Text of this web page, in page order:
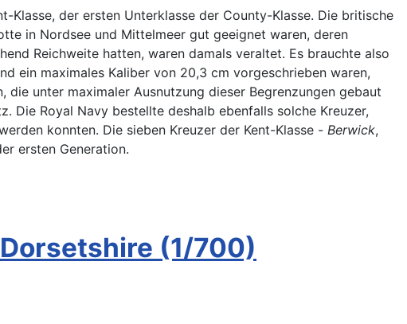
Klasse, der ersten Unterklasse der County-Klasse. Die britische
in Nordsee und Mittelmeer gut geeignet waren, deren
Reichweite hatten, waren damals veraltet. Es brauchte also
ein maximales Kaliber von 20,3 cm vorgeschrieben waren,
unter maximaler Ausnutzung dieser Begrenzungen gebaut
Die Royal Navy bestellte deshalb ebenfalls solche Kreuzer,
konnten. Die sieben Kreuzer der Kent-Klasse - Berwick,
ersten Generation.
(1/700)